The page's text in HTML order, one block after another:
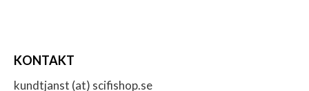
KONTAKT
kundtjanst (at) scifishop.se